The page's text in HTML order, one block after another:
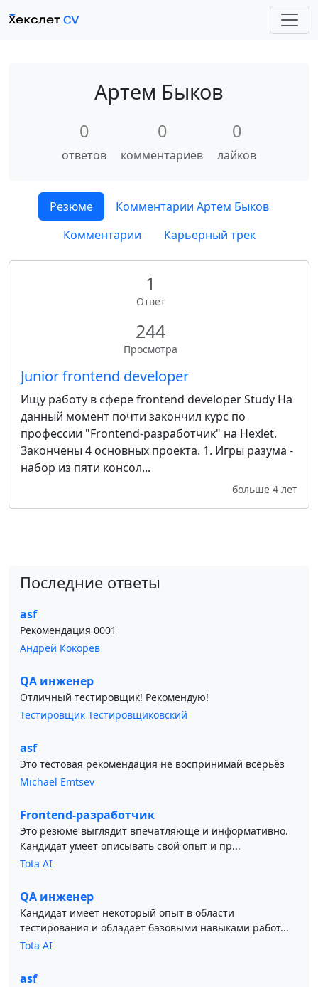
Артем Быков
0
ответов
0
комментариев
0
лайков
Резюме
Комментарии Артем Быков
Комментарии
Карьерный трек
1
Ответ
244
Просмотра
Junior frontend developer
Ищу работу в сфере frontend developer Study На
данный момент почти закончил курс по
профессии "Frontend-разработчик" на Hexlet.
Закончены 4 основных проекта. 1. Игры разума -
набор из пяти консол...
больше 4 лет
Последние ответы
asf
Рекомендация 0001
Андрей Кокорев
QA инженер
Отличный тестировщик! Рекомендую!
Тестировщик Тестировщиковский
asf
Это тестовая рекомендация не воспринимай всерьёз
Michael Emtsev
Frontend-разработчик
Это резюме выглядит впечатляюще и информативно.
Кандидат умеет описывать свой опыт и пр...
Tota AI
QA инженер
Кандидат имеет некоторый опыт в области
тестирования и обладает базовыми навыками работ...
Tota AI
asf